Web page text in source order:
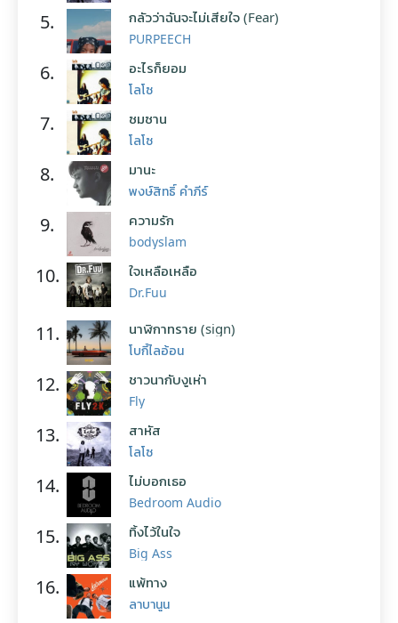
5. กลัวว่าฉันจะไม่เสียใจ (Fear)
PURPEECH
6. อะไรก็ยอม
โลโซ
7. ซมซาน
โลโซ
8. มานะ
พงษ์สิทธิ์ คำภีร์
9. ความรัก
bodyslam
10. ใจเหลือเหลือ
Dr.Fuu
11. นาฬิกาทราย (sign)
โบกี้ไลอ้อน
12. ชาวนากับงูเห่า
Fly
13. สาหัส
โลโซ
14. ไม่บอกเธอ
Bedroom Audio
15. ทิ้งไว้ในใจ
Big Ass
16. แพ้ทาง
ลาบานูน